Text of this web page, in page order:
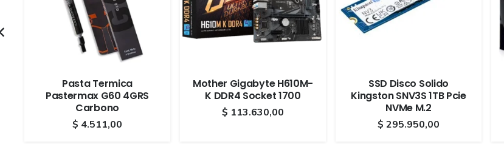
Pasta Termica
Pastermax G60 4GRS
Carbono
$ 4.511,00
Mother Gigabyte H610M-
K DDR4 Socket 1700
$ 113.630,00
SSD Disco Solido
Kingston SNV3S 1TB Pcie
NVMe M.2
$ 295.950,00